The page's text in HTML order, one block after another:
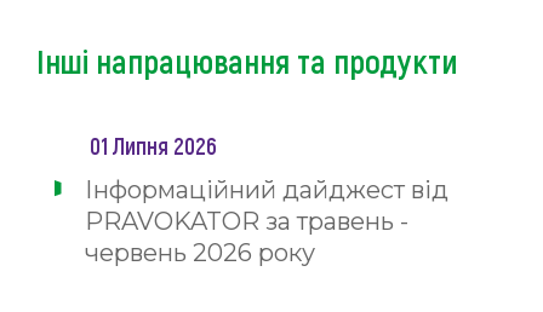
Інші напрацювання та продукти
01 Липня 2026
Інформаційний дайджест від
PRAVOKATOR за травень -
червень 2026 року